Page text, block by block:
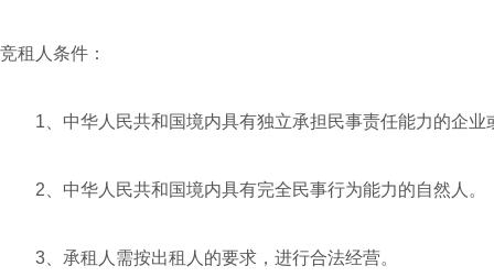
竞租人条件：
1、中华人民共和国境内具有独立承担民事责任能力的企业
2、中华人民共和国境内具有完全民事行为能力的自然人。
3、承租人需按出租人的要求，进行合法经营。